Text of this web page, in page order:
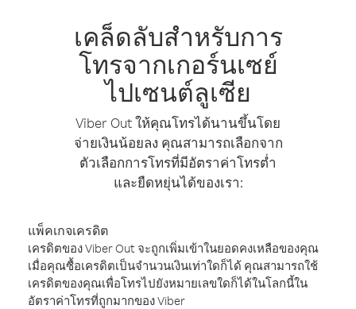
เคล็ดลับสำหรับการ
โทรจากเกอร์นเซย์
ไปเซนต์ลูเซีย
Viber Out ให้คุณโทรได้นานขึ้นโดย
จ่ายเงินน้อยลง คุณสามารถเลือกจาก
ตัวเลือกการโทรที่มีอัตราค่าโทรต่ำ
และยืดหยุ่นได้ของเรา:
แพ็คเกจเครดิต
เครดิตของ Viber Out จะถูกเพิ่มเข้าในยอดคงเหลือของคุณ
เมื่อคุณซื้อเครดิตเป็นจำนวนเงินเท่าใดก็ได้ คุณสามารถใช้
เครดิตของคุณเพื่อโทรไปยังหมายเลขใดก็ได้ในโลกนี้ใน
อัตราค่าโทรที่ถูกมากของ Viber